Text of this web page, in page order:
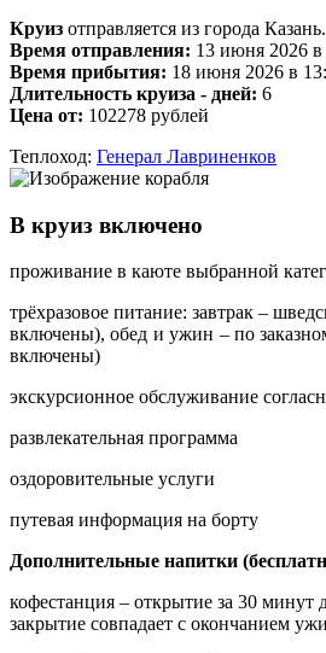
Круиз отправляется из города Казань.
Время отправления: 13 июня 2026 в
Время прибытия: 18 июня 2026 в
Длительность круиза - дней: 6
Цена от: 102278 рублей
Теплоход: Генерал Лавриненков
В круиз включено
проживание в каюте выбранной
трёхразовое питание: завтрак –
включены), обед и ужин – по
включены)
экскурсионное обслуживание
развлекательная программа
оздоровительные услуги
путевая информация на борту
Дополнительные напитки
кофестанция – открытие за 30 минут
закрытие совпадает с окончанием